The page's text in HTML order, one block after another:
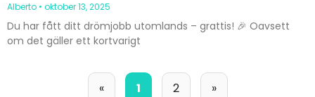
Alberto oktober 13, 2025
Du har fått ditt drömjobb utomlands – grattis! 🎉 Oavsett
om det gäller ett kortvarigt
« 1 2 »